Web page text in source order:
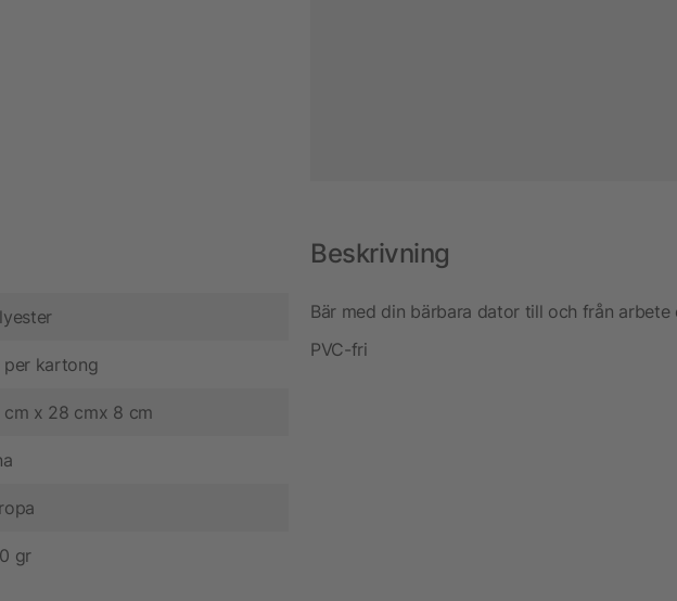
per kartong
cm x 28 cmx 8 cm
gr
Beskrivning
Bär med din bärbara dator till och från arbete
PVC-fri